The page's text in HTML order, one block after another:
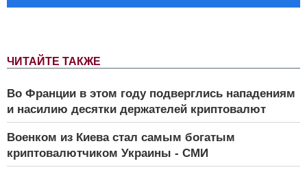
ЧИТАЙТЕ ТАКЖЕ
Во Франции в этом году подверглись нападениям
и насилию десятки держателей криптовалют
Военком из Киева стал самым богатым
криптовалютчиком Украины - СМИ